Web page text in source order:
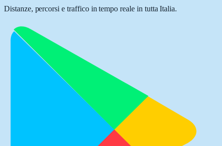
Distanze, percorsi e traffico in tempo reale in tutta Italia.